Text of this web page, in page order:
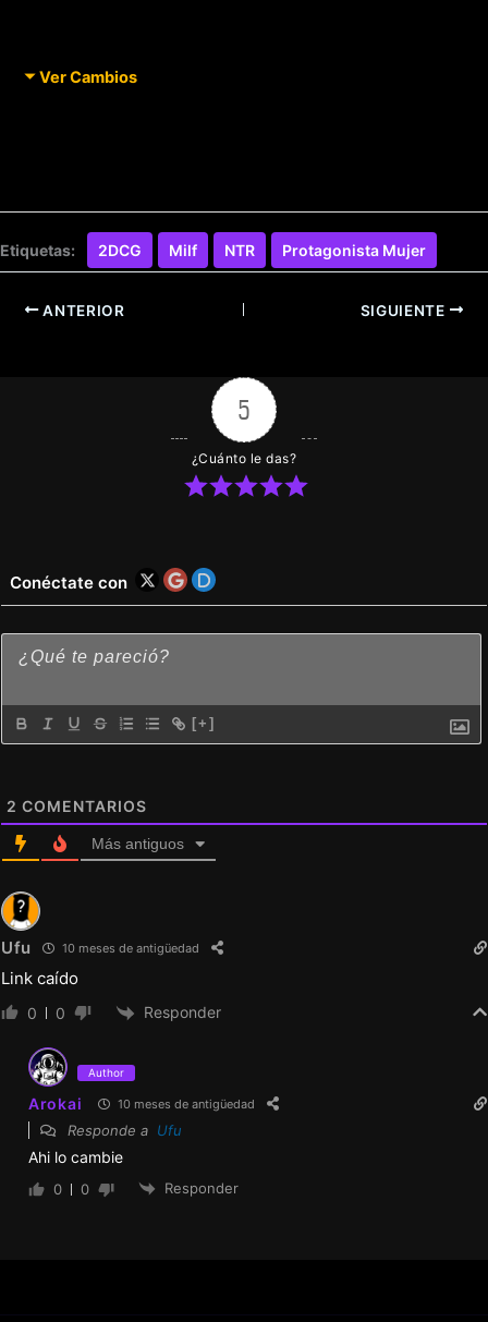
Ver Cambios
Etiquetas: 2DCG Milf NTR Protagonista Mujer
ANTERIOR SIGUIENTE
5
¿Cuánto le das?
Conéctate con
[+]
2 COMENTARIOS
Más antiguos
Ufu 10 meses de antigüedad
Link caído
0 0 Responder
Author
Arokai 10 meses de antigüedad
Responde a Ufu
Ahi lo cambie
0 0 Responder